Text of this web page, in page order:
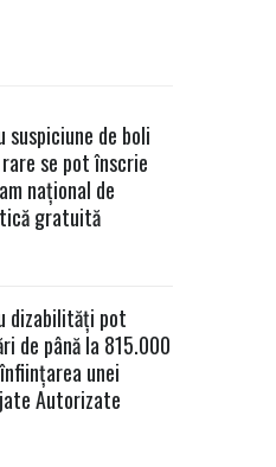
suspiciune de boli
se pot înscrie
național de
gratuită
dizabilități pot
de până la 815.000
unei
Autorizate